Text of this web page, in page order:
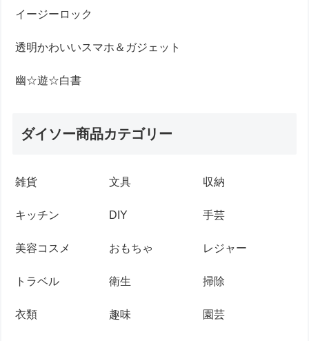
イージーロック
透明かわいいスマホ＆ガジェット
幽☆遊☆白書
ダイソー商品カテゴリー
雑貨 文具 収納
キッチン DIY 手芸
美容コスメ おもちゃ レジャー
トラベル 衛生 掃除
衣類 趣味 園芸